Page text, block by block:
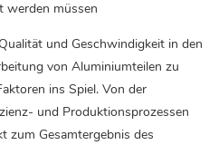
werden müssen
und Geschwindigkeit in den
von Aluminiumteilen zu
ins Spiel. Von der
und Produktionsprozessen
zum Gesamtergebnis des